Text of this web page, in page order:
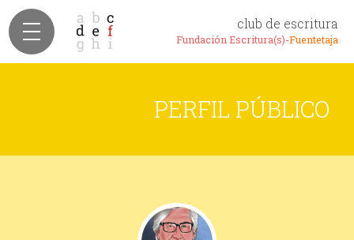
club de escritura
Fundación Escritura(s)-Fuentetaja
PERFIL PÚBLICO